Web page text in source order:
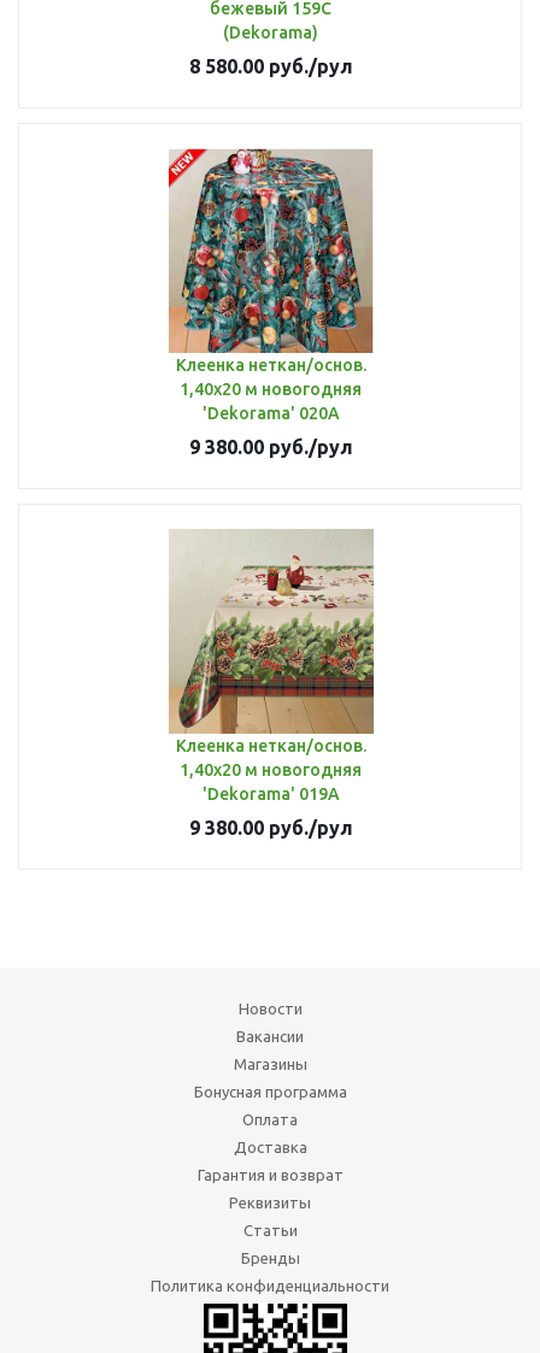
бежевый 159С
(Dekorama)
8 580.00руб./рул
Клеенка неткан/основ.
1,40х20 м новогодняя
'Dekorama' 020A
9 380.00руб./рул
Клеенка неткан/основ.
1,40х20 м новогодняя
'Dekorama' 019A
9 380.00руб./рул
Новости
Вакансии
Магазины
Бонусная программа
Оплата
Доставка
Гарантия и возврат
Реквизиты
Статьи
Бренды
Политика конфиденциальности